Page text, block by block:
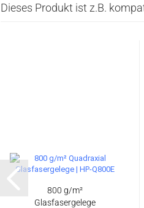
Dieses Produkt ist z.B.
800 g/m²
Glasfasergelege